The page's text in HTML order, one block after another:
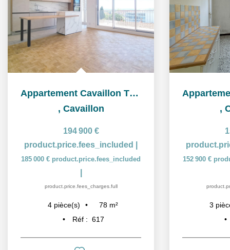
Appartement Cavaillon T4 78 m2 Terrasse
, Cavaillon
194 900 €
product.price.fees_included
185 000 € product.price.fees_included
product.price.fees_charges.full
4 pièce(s) 78 m²
Réf : 617
,
152 900 €
3